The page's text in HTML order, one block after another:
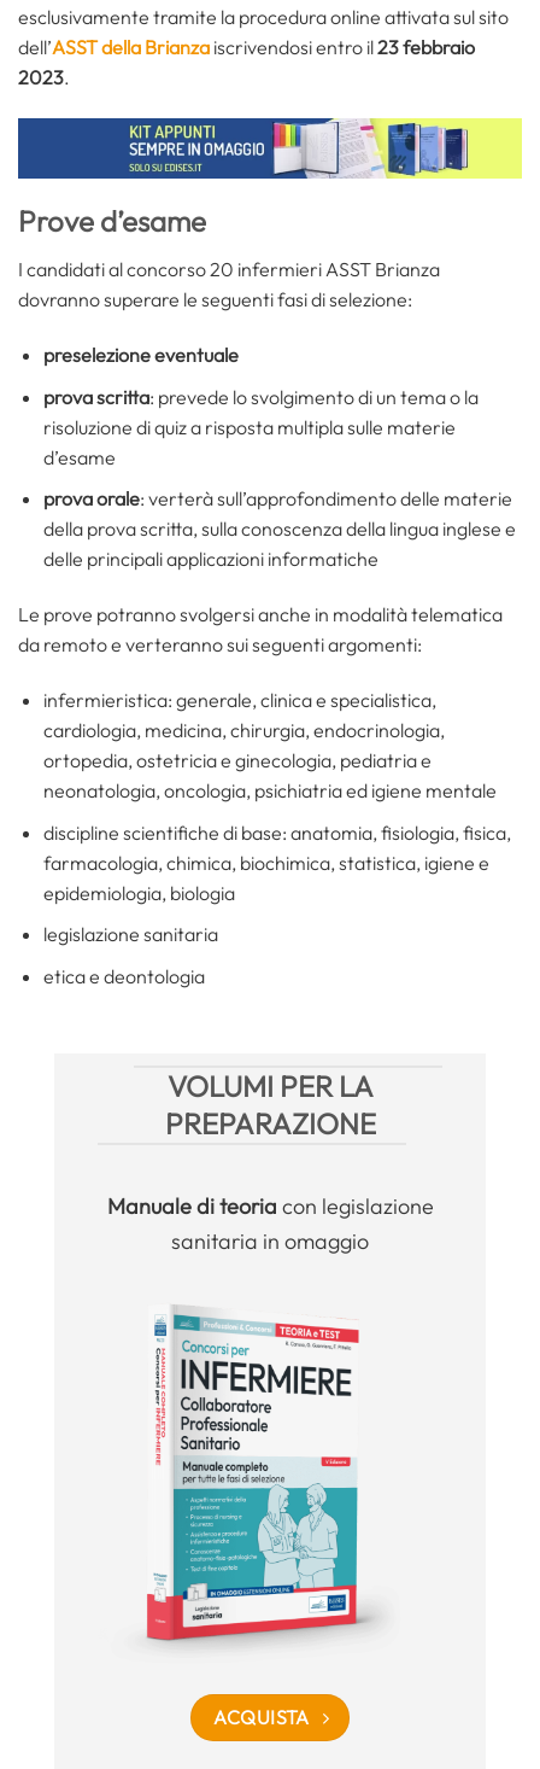
esclusivamente tramite la procedura online attivata sul sito
dell’ASST della Brianza iscrivendosi entro il23 febbraio
2023.
Prove d’esame
I candidati al concorso 20 infermieri ASST Brianza
dovranno superare le seguenti fasi di selezione:
preselezione eventuale
prova scritta: prevede lo svolgimento di un tema o la
risoluzione di quiz a risposta multipla sulle materie
d’esame
prova orale: verterà sull’approfondimento delle materie
della prova scritta, sulla conoscenza della lingua inglese e
delle principali applicazioni informatiche
Le prove potranno svolgersi anche in modalità telematica
da remoto e verteranno sui seguenti argomenti:
infermieristica: generale, clinica e specialistica,
cardiologia, medicina, chirurgia, endocrinologia,
ortopedia, ostetricia e ginecologia, pediatria e
neonatologia, oncologia, psichiatria ed igiene mentale
discipline scientifiche di base: anatomia, fisiologia, fisica,
farmacologia, chimica, biochimica, statistica, igiene e
epidemiologia, biologia
legislazione sanitaria
etica e deontologia
VOLUMI PER LA
PREPARAZIONE
Manualedi teoria con legislazione
sanitaria in omaggio
ACQUISTA